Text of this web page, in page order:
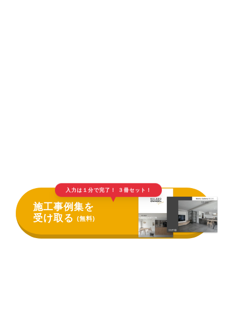
入力は１分で完了！ ３冊セット！
▲
施工事例集を
受け取る(無料)